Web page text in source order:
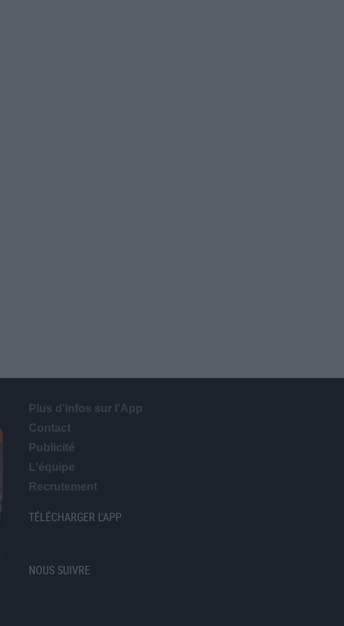
Plus d'infos sur l'App
Contact
Publicité
L'équipe
Recrutement
TÉLÉCHARGER L'APP
NOUS SUIVRE